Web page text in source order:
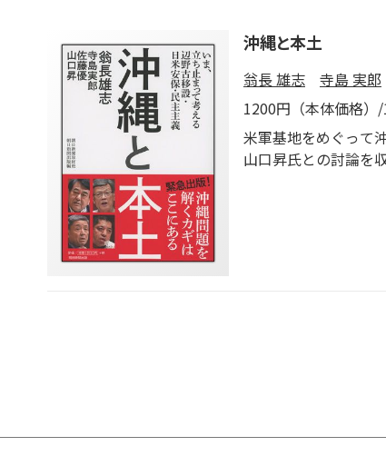
沖縄と本土
翁長 雄志 寺島 実郎
1200円（本体価格）/
米軍基地をめぐって
山口昇氏との討論を